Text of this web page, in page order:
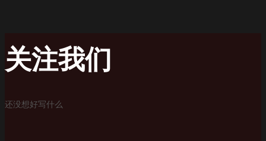
关注我们
还没想好写什么